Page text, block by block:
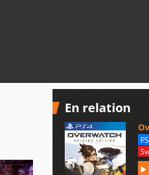
En relation